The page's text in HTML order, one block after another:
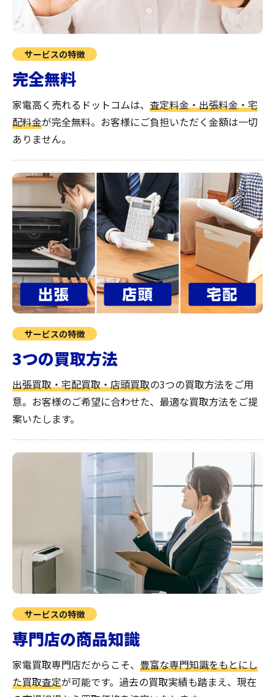
サービスの特徴
完全無料
家電高く売れるドットコムは、 査定料金・出張料金・宅
配料金が完全無料。 お客様にご負担いただく金額は一切
ありません。
サービスの特徴
3つの買取方法
出張買取・宅配買取・店頭買取の3つの買取方法をご用
意。お客様のご希望に合わせた、最適な買取方法をご提
案いたします。
サービスの特徴
専門店の商品知識
家電買取専門店だからこそ、 豊富な専門知識をもとにし
た買取査定が可能です。過去の買取実績も踏まえ、現在